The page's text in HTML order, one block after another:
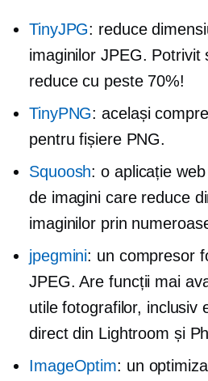
TinyJPG: reduce
imaginilor JPEG. Potrivit
reduce cu peste 70%!
TinyPNG: același
pentru fișiere PNG.
Squoosh: o aplicație
de imagini care reduce
imaginilor prin
jpegmini: un compresor
JPEG. Are funcții mai
utile fotografilor, inclusiv
direct din Lightroom și
ImageOptim: un